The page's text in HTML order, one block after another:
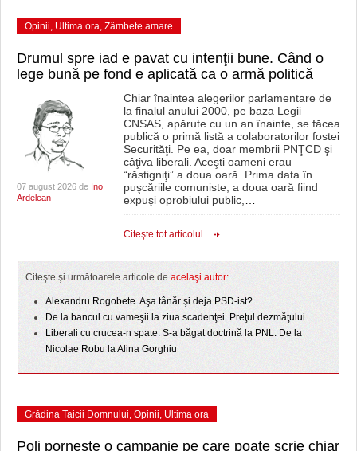
Opinii, Ultima ora, Zâmbete amare
Drumul spre iad e pavat cu intenţii bune. Când o
lege bună pe fond e aplicată ca o armă politică
07 august 2026 de Ino
Ardelean
Chiar înaintea alegerilor parlamentare de
la finalul anului 2000, pe baza Legii
CNSAS, apărute cu un an înainte, se făcea
publică o primă listă a colaboratorilor fostei
Securităţi. Pe ea, doar membrii PNŢCD şi
câţiva liberali. Aceşti oameni erau
“răstigniţi” a doua oară. Prima data în
puşcăriile comuniste, a doua oară fiind
expuşi oprobiului public,…
Citeşte tot articolul
Citeşte şi următoarele articole de acelaşi autor:
Alexandru Rogobete. Aşa tânăr şi deja PSD-ist?
De la bancul cu vameşii la ziua scadenţei. Preţul dezmăţului
Liberali cu crucea-n spate. S-a băgat doctrină la PNL. De la
Nicolae Robu la Alina Gorghiu
Grădina Taicii Domnului, Opinii, Ultima ora
Poli pornește o campanie pe care poate scrie chiar